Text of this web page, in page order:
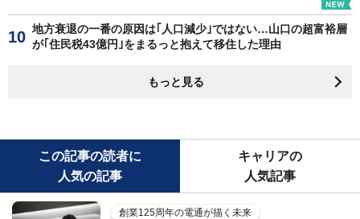
地方衰退の一番の原因は｢人口減少｣ではない…山口の超富裕層
が｢住民税43億円｣をまるっと抱えて移住した理由
もっと見る
この記事の読者に
人気の記事
キャリアの
人気記事
創業125周年の電通が描く未来